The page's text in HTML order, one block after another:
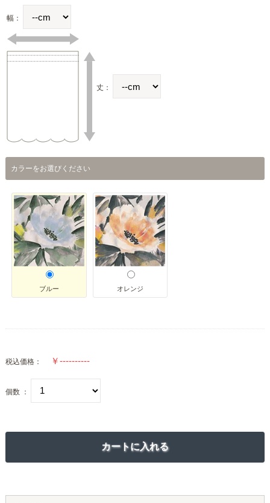
幅：
丈：
カラーをお選びください
ブルー オレンジ
税込価格：
個数 ：